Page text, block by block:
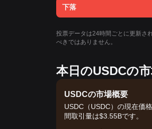
下落
投票データは24時間ごとに更新さ
べきではありません。
本日のUSDCの
USDCの市場概要
USDC（USDC）の現在価
間取引量は$3.55Bです。